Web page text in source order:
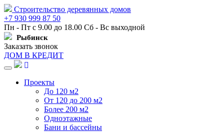
Строительство деревянных домов
+7 930 999 87 50
Пн - Пт с 9.00 до 18.00 Сб - Вс выходной
Рыбинск
Заказать звонок
ДОМ В КРЕДИТ
Навигация
Проекты
До 120 м2
От 120 до 200 м2
Более 200 м2
Одноэтажные
Бани и бассейны